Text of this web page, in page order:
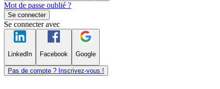
Mot de passe oublié ?
Se connecter
Se connecter avec
LinkedIn Facebook Google
Pas de compte ? Inscrivez-vous !